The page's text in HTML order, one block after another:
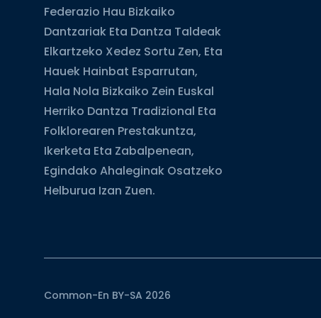
Federazio Hau Bizkaiko
Dantzariak Eta Dantza Taldeak
Elkartzeko Xedez Sortu Zen, Eta
Hauek Hainbat Esparrutan,
Hala Nola Bizkaiko Zein Euskal
Herriko Dantza Tradizional Eta
Folklorearen Prestakuntza,
Ikerketa Eta Zabalpenean,
Egindako Ahaleginak Osatzeko
Helburua Izan Zuen.
Common-En BY-SA 2026